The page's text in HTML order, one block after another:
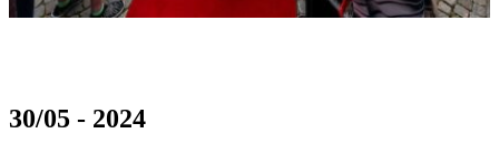
30/05 - 2024